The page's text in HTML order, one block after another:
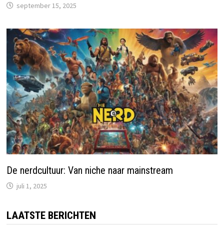
september 15, 2025
De nerdcultuur: Van niche naar mainstream
juli 1, 2025
LAATSTE BERICHTEN